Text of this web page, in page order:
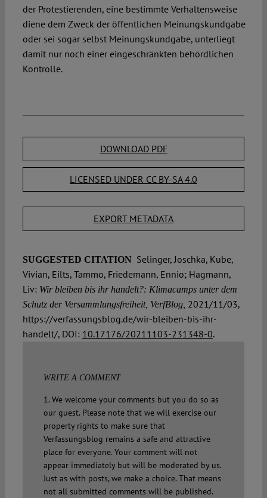
der Protestierenden, eine bestimmte Verhaltensweise
diene dem Zweck der öffentlichen Meinungskundgabe
oder sei sogar selbst Meinungskundgabe, unterliegt
damit nur noch einer eingeschränkten behördlichen
Kontrolle.
DOWNLOAD PDF
LICENSED UNDER CC BY-SA 4.0
EXPORT METADATA
SUGGESTED CITATION Selinger, Joschka, Kube,
Vivian, Eilts, Tammo, Friedemann, Ennio; Hagmann,
Liv: Wir bleiben bis ihr handelt?: Klimacamps unter dem
Schutz der Versammlungsfreiheit, VerfBlog, 2021/11/03,
https://verfassungsblog.de/wir-bleiben-bis-ihr-
handelt/, DOI: 10.17176/20211103-231348-0.
WRITE A COMMENT
1. We welcome your comments but you do so as
our guest. Please note that we will exercise our
property rights to make sure that
Verfassungsblog remains a safe and attractive
place for everyone. Your comment will not
appear immediately but will be moderated by us.
Just as with posts, we make a choice. That means
not all submitted comments will be published.